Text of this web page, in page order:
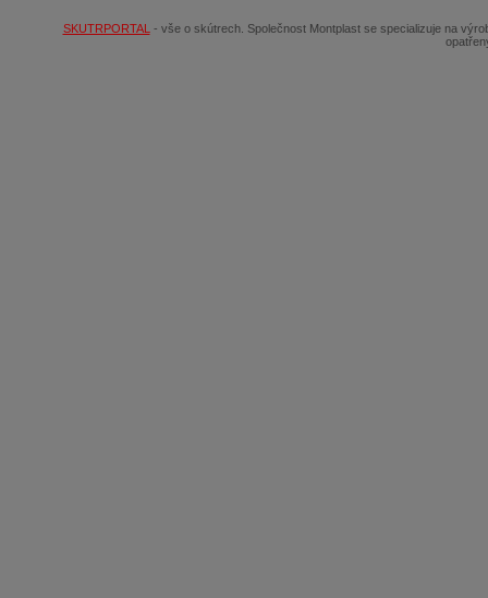
SKUTRPORTAL - vše o skútrech. Společnost Montplast se specializuje na